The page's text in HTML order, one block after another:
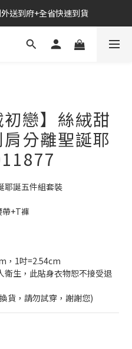
No2情趣用品商城
No2情趣用品商城
購獨享85折+滿千送百
No2情趣用品商城
戀】絲絨甜
分離聖誕耶
耶誕五件組套裝
+T褲
，1吋=2.54cm
生，此貼身衣物恕不接受退
貨，請勿試穿，謝謝您)